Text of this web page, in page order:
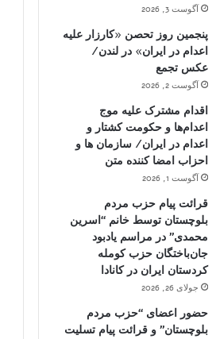
آگوست 3, 2026
پنجمین روز تحصن «کارزار علیه
اعدام در ایران» در لندن/
عکس تجمع
آگوست 2, 2026
اقدام مشترک علیه موج
اعدام‌ها و حکومت کشتار و
اعدام در ایران/ سازمان ها و
احزاب امضا کننده متن
آگوست 1, 2026
قرائت پیام حزب مردم
بلوچستان توسط خانم “اسرین
محمدی” در مراسم یادبود
جان‌باختگان حزب کومله
کردستان ایران در کانادا
جولای 26, 2026
حضور اعضای “حزب مردم
بلوچستان” و قرائت پیام تسلیت